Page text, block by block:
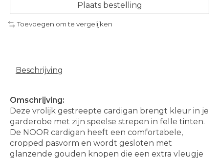
Plaats bestelling
Toevoegen om te vergelijken
Beschrijving
Omschrijving:
Deze vrolijk gestreepte cardigan brengt kleur in je
garderobe met zijn speelse strepen in felle tinten.
De NOOR cardigan heeft een comfortabele,
cropped pasvorm en wordt gesloten met
glanzende gouden knopen die een extra vleugje